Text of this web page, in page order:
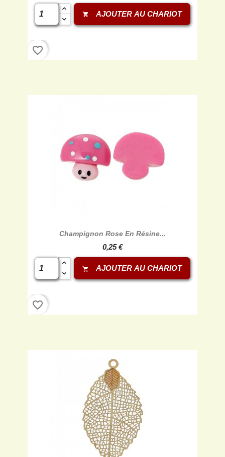
shopping_cart AJOUTER AU CHARIOT
favorite_border
Champignon Rose En Résine...
0,25 €
shopping_cart AJOUTER AU CHARIOT
favorite_border